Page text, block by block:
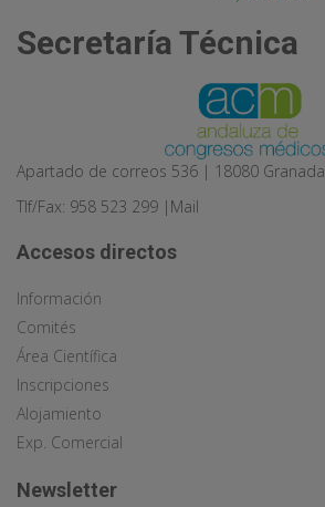
Secretaría Técnica
Apartado de correos 536 | 18080 Granada
Tlf/Fax: 958 523 299 | Mail
Accesos directos
Información
Comités
Área Científica
Inscripciones
Alojamiento
Exp. Comercial
Newsletter